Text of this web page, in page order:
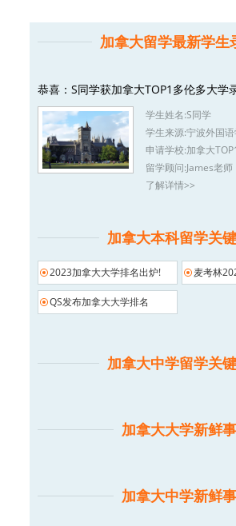
加拿大留学最新学生
恭喜：S同学获加拿大TOP1多伦多大学
学生姓名:S同学
学生来源:宁波外国
申请学校:加拿大
留学顾问:James老师
了解详情>>
加拿大本科留学关
2023加拿大大学排名出炉! 麦考林
QS发布加拿大大学排名
加拿大中学留学关
加拿大大学新鲜事
加拿大中学新鲜事